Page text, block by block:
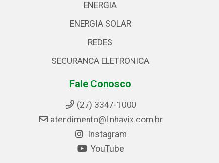
ENERGIA
ENERGIA SOLAR
REDES
SEGURANCA ELETRONICA
Fale Conosco
(27) 3347-1000
atendimento@linhavix.com.br
Instagram
YouTube